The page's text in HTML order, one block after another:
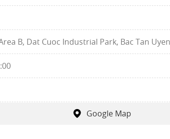
B, Dat Cuoc Industrial Park, Bac Tan
Google Map